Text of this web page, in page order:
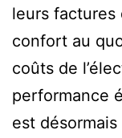
leurs factures
confort au
coûts de
performance
est